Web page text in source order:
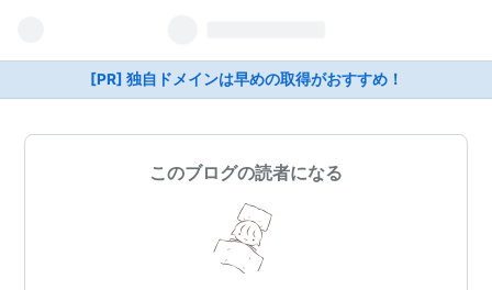
[PR] 独自ドメインは早めの取得がおすすめ！
このブログの読者になる